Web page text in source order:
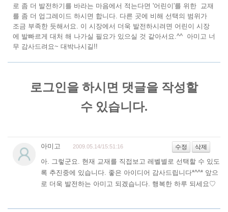
로 좀 더 발전하기를 바라는 마음에서 적는다면 '어린이'를 위한 교재
를 좀 더 업그레이드 하시면 합니다. 다른 곳에 비해 선택의 범위가
조금 부족한 듯해서요. 이 시장에서 더욱 발전하시려면 어린이 시장
에 발빠르게 대처 해 나가실 필요가 있으실 것 같아서요.^^ 아미고 너
무 감사드려요~ 대박나시길!!